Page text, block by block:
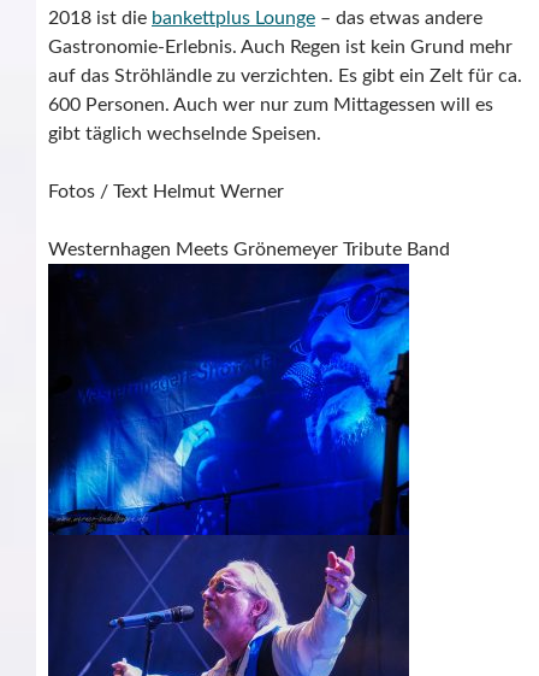
2018 ist die bankettplus Lounge – das etwas andere
Gastronomie-Erlebnis. Auch Regen ist kein Grund mehr
auf das Ströhländle zu verzichten. Es gibt ein Zelt für ca.
600 Personen. Auch wer nur zum Mittagessen will es
gibt täglich wechselnde Speisen.
Fotos / Text Helmut Werner
Westernhagen Meets Grönemeyer Tribute Band